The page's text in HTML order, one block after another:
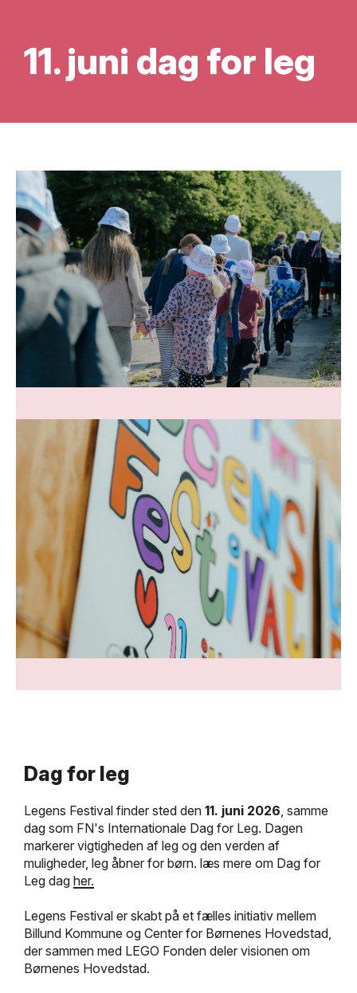
11. juni dag for leg
Dag for leg
Legens Festival finder sted den 11. juni 2026, samme
dag som FN's Internationale Dag for Leg. Dagen
markerer vigtigheden af leg og den verden af
muligheder, leg åbner for børn. læs mere om Dag for
Leg dag her.
Legens Festival er skabt på et fælles initiativ mellem
Billund Kommune og Center for Børnenes Hovedstad,
der sammen med LEGO Fonden deler visionen om
Børnenes Hovedstad.